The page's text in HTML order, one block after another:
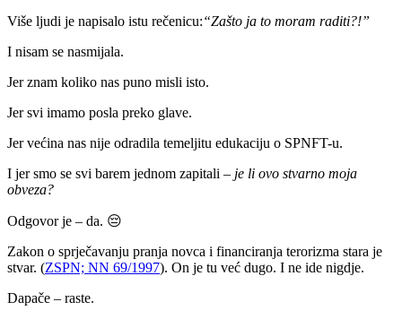
Više ljudi je napisalo istu rečenicu:“Zašto ja to moram raditi?!”
I nisam se nasmijala.
Jer znam koliko nas puno misli isto.
Jer svi imamo posla preko glave.
Jer većina nas nije odradila temeljitu edukaciju o SPNFT-u.
I jer smo se svi barem jednom zapitali – je li ovo stvarno moja
obveza?
Odgovor je – da. 😔
Zakon o sprječavanju pranja novca i financiranja terorizma stara je
stvar. (ZSPN; NN 69/1997). On je tu već dugo. I ne ide nigdje.
Dapače – raste.